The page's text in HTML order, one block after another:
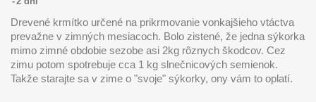
Drevené krmítko určené na prikrmovanie vonkajšieho vtáctva
prevažne v zimných mesiacoch. Bolo zistené, že jedna sýkorka
mimo zimné obdobie sezobe asi 2kg rôznych škodcov. Cez
zimu potom spotrebuje cca 1 kg slnečnicových semienok.
Takže starajte sa v zime o "svoje" sýkorky, ony vám to oplatí.